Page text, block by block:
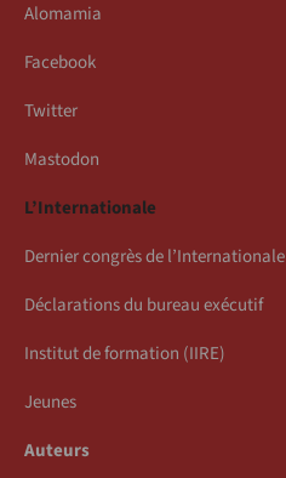
Alomamia
Facebook
Twitter
Mastodon
L’Internationale
Dernier congrès de l’Internationale
Déclarations du bureau exécutif
Institut de formation (IIRE)
Jeunes
Auteurs